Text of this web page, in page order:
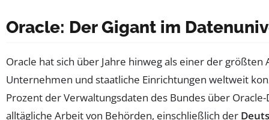
Oracle: Der Gigant im
Oracle hat sich über Jahre hinweg als einer der
Unternehmen und staatliche Einrichtungen weltweit
Prozent der Verwaltungsdaten des Bundes über
alltägliche Arbeit von Behörden, einschließlich der